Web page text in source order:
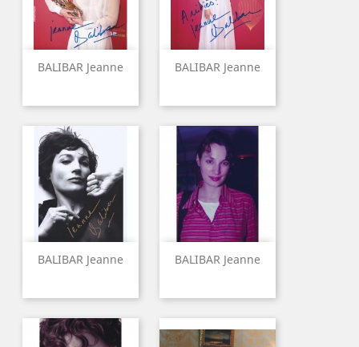
BALIBAR Jeanne BALIBAR Jeanne
BALIBAR Jeanne BALIBAR Jeanne